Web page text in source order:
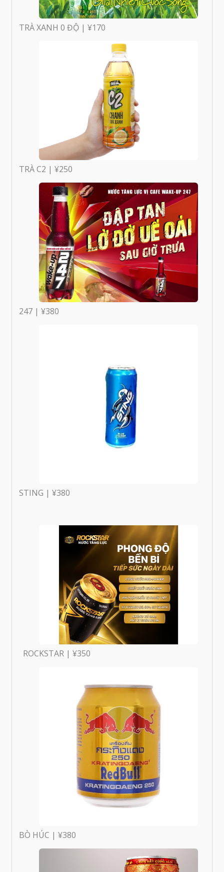
TRÀ XANH 0 ĐỘ | ¥170
TRÀ C2 | ¥250
247 | ¥380
STING | ¥380
ROCKSTAR | ¥350
BÒ HÚC | ¥380